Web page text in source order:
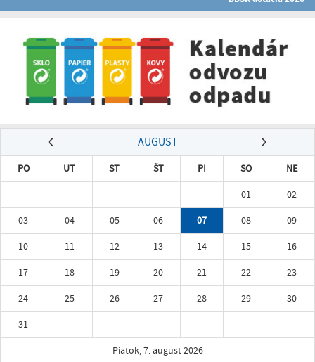
AUGUST
PO UT ST ŠT PI SO
NE
01
02
03
04 05 06 07 08
09
10
11 12 13 14 15
16
17
18 19 20 21 22
23
24
25 26 27 28 29
30
31
Piatok, 7. august 2026